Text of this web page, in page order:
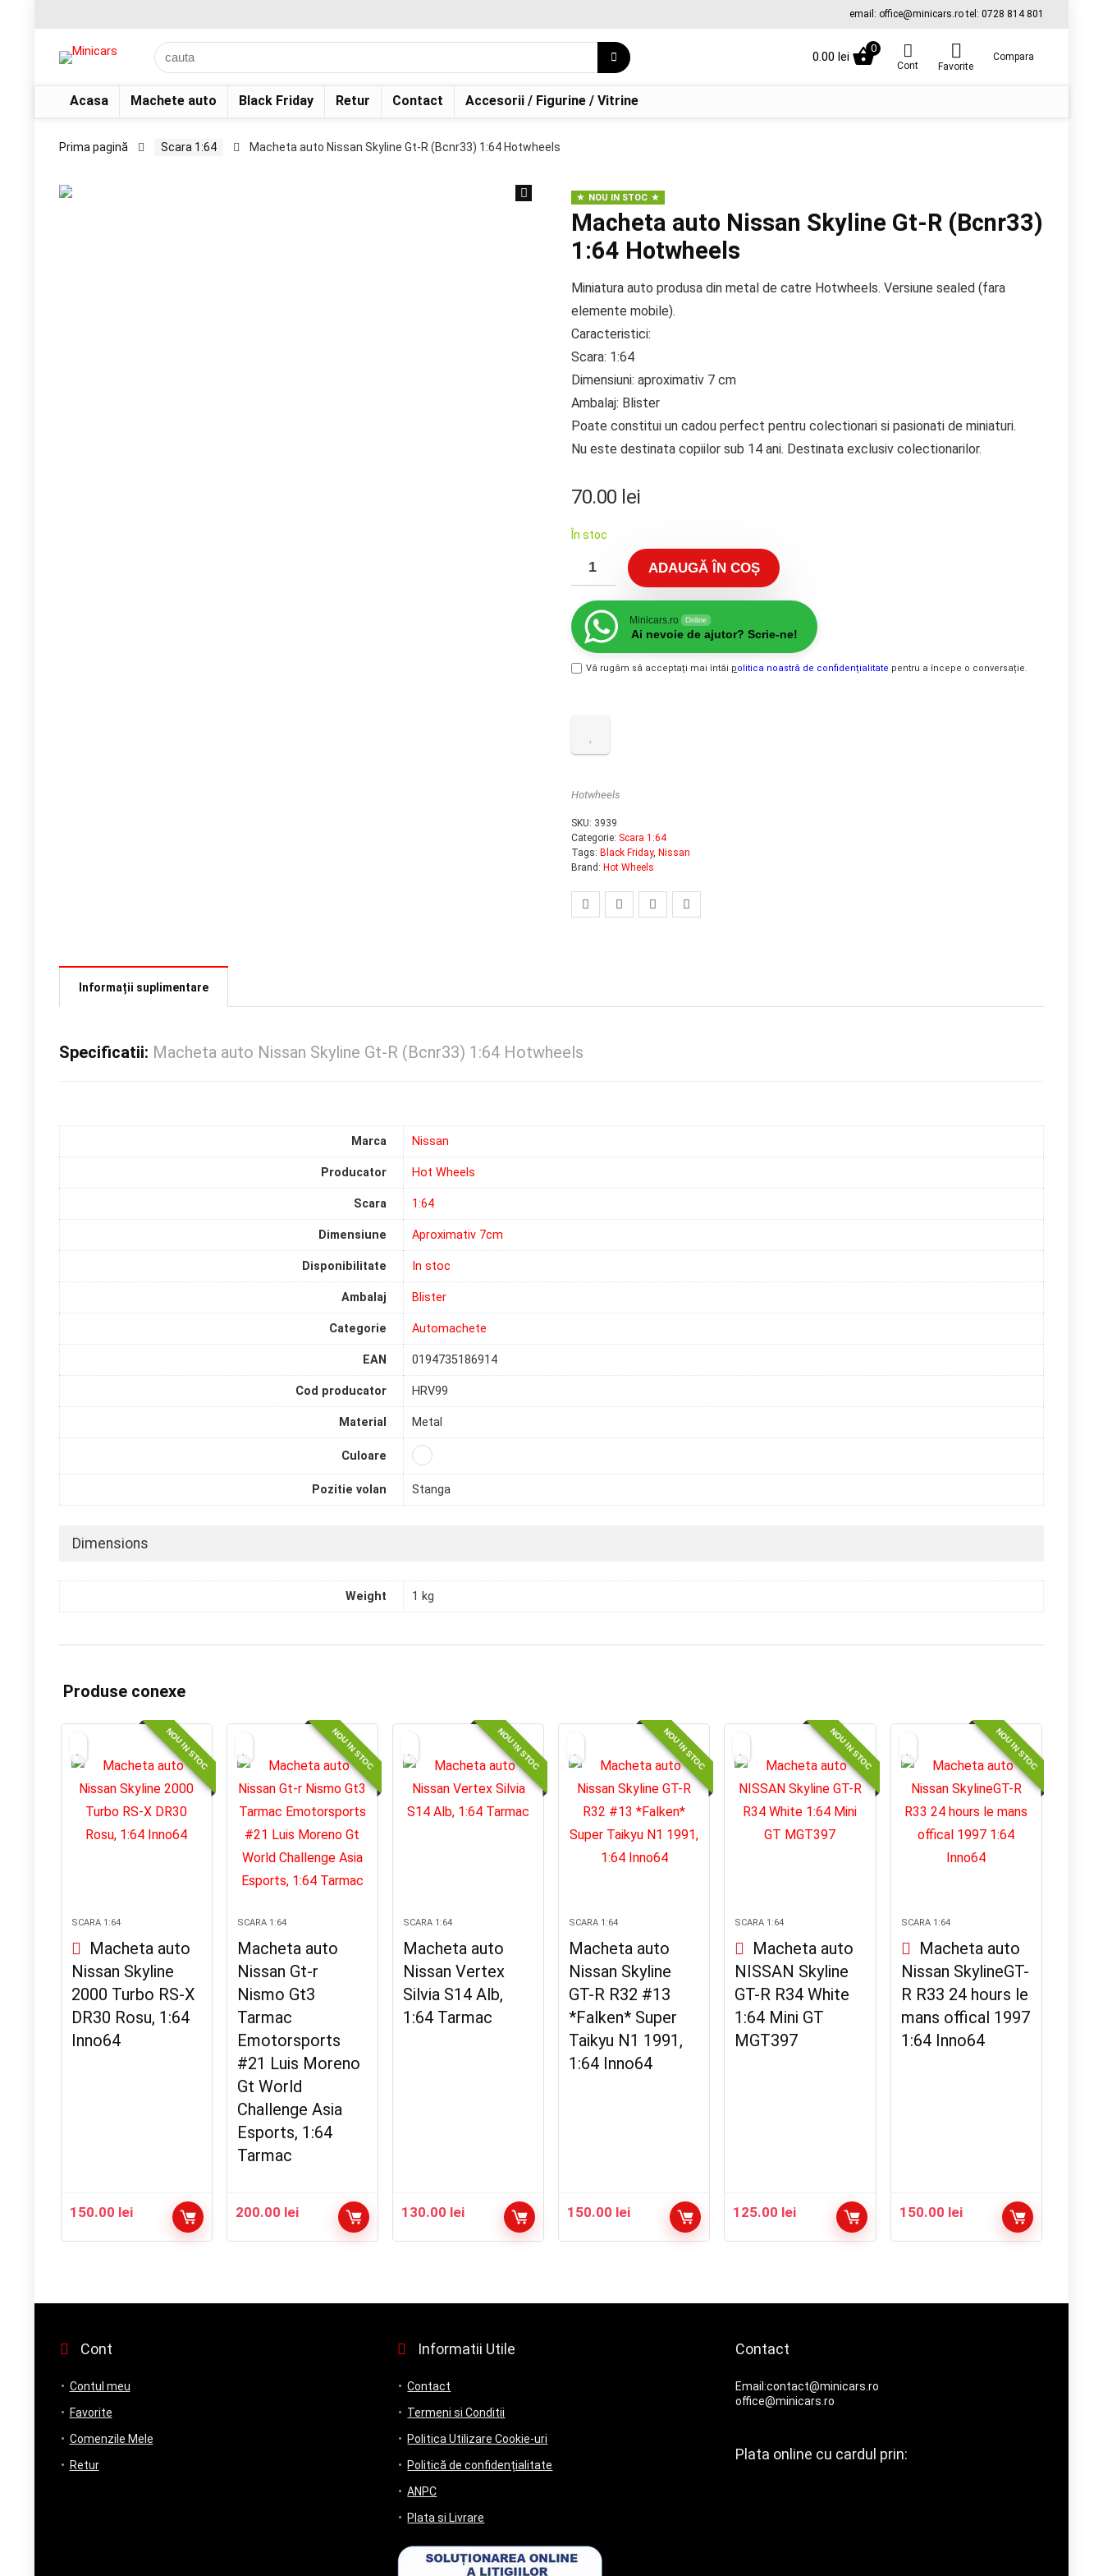
email: office@minicars.ro tel: 0728 814 801
0.00 lei
0
Cont Favorite
Compara
Acasa Machete auto Black Friday Retur Contact Accesorii / Figurine / Vitrine
Prima pagină Scara 1:64 Macheta auto Nissan Skyline Gt-R (Bcnr33) 1:64 Hotwheels
NOU IN STOC
Macheta auto Nissan Skyline Gt-R (Bcnr33)
1:64 Hotwheels
Miniatura auto produsa din metal de catre Hotwheels. Versiune sealed (fara
elemente mobile).
Caracteristici:
Scara: 1:64
Dimensiuni: aproximativ 7 cm
Ambalaj: Blister
Poate constitui un cadou perfect pentru colectionari si pasionati de miniaturi.
Nu este destinata copiilor sub 14 ani. Destinata exclusiv colectionarilor.
70.00 lei
În stoc
ADAUGĂ ÎN COȘ
Minicars.ro Online
Ai nevoie de ajutor? Scrie-ne!
Vă rugăm să acceptați mai întâi politica noastră de confidențialitate pentru a începe o conversație.
Hotwheels
SKU: 3939
Categorie: Scara 1:64
Tags: Black Friday, Nissan
Brand: Hot Wheels
Informații suplimentare
Specificatii: Macheta auto Nissan Skyline Gt-R (Bcnr33) 1:64 Hotwheels
Marca Nissan
Producator Hot Wheels
Scara 1:64
Dimensiune Aproximativ 7cm
Disponibilitate In stoc
Ambalaj Blister
Categorie Automachete
EAN 0194735186914
Cod producator HRV99
Material Metal
Culoare
Pozitie volan Stanga
Dimensions
Weight 1 kg
Produse conexe
NOU IN STOC
SCARA 1:64
Macheta auto
Nissan Skyline
2000 Turbo RS-X
DR30 Rosu, 1:64
Inno64
150.00 lei
NOU IN STOC
SCARA 1:64
Macheta auto
Nissan Gt-r
Nismo Gt3
Tarmac
Emotorsports
#21 Luis Moreno
Gt World
Challenge Asia
Esports, 1:64
Tarmac
200.00 lei
NOU IN STOC
SCARA 1:64
Macheta auto
Nissan Vertex
Silvia S14 Alb,
1:64 Tarmac
130.00 lei
NOU IN STOC
SCARA 1:64
Macheta auto
Nissan Skyline
GT-R R32 #13
*Falken* Super
Taikyu N1 1991,
1:64 Inno64
150.00 lei
NOU IN STOC
SCARA 1:64
Macheta auto
NISSAN Skyline
GT-R R34 White
1:64 Mini GT
MGT397
125.00 lei
NOU IN STOC
SCARA 1:64
Macheta auto
Nissan SkylineGT-
R R33 24 hours le
mans offical 1997
1:64 Inno64
150.00 lei
Cont
Contul meu
Favorite
Comenzile Mele
Retur
Informatii Utile
Contact
Termeni si Conditii
Politica Utilizare Cookie-uri
Politică de confidențialitate
ANPC
Plata si Livrare
Contact
Email:contact@minicars.ro
office@minicars.ro
Plata online cu cardul prin: